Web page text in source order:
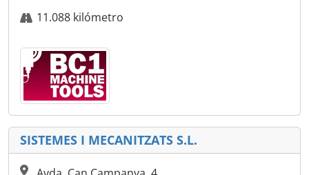
11.088 kilómetro
SISTEMES I MECANITZATS S.L.